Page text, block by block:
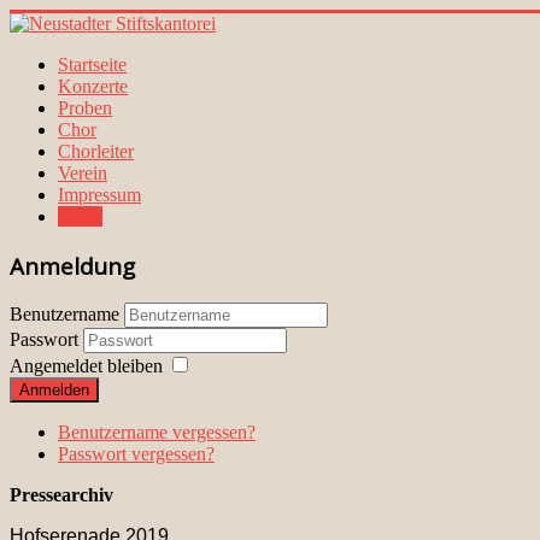
Startseite
Konzerte
Proben
Chor
Chorleiter
Verein
Impressum
Anmeldung
Benutzername
Passwort
Angemeldet bleiben
Anmelden
Benutzername vergessen?
Passwort vergessen?
Pressearchiv